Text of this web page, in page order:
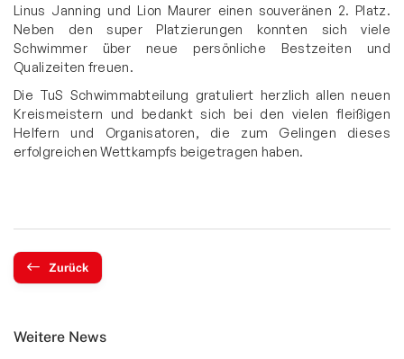
Linus Janning und Lion Maurer einen souveränen 2. Platz.
Neben den super Platzierungen konnten sich viele
Schwimmer über neue persönliche Bestzeiten und
Qualizeiten freuen.
Die TuS Schwimmabteilung gratuliert herzlich allen neuen
Kreismeistern und bedankt sich bei den vielen fleißigen
Helfern und Organisatoren, die zum Gelingen dieses
erfolgreichen Wettkampfs beigetragen haben.
Zurück
Weitere News